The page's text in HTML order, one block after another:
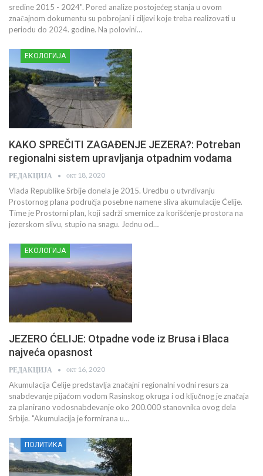
sredine 2015 - 2024". Pored analize postojećeg stanja u ovom
značajnom dokumentu su pobrojani i ciljevi koje treba realizovati u
periodu do 2024. godine. Na polovini…
ЕКОЛОГИЈА
KAKO SPREČITI ZAGAĐENJE JEZERA?: Potreban
regionalni sistem upravljanja otpadnim vodama
РЕДАКЦИЈА окт 18, 2020
Vlada Republike Srbije donela je 2015. Uredbu o utvrđivanju
Prostornog plana područja posebne namene sliva akumulacije Ćelije.
Time je Prostorni plan, koji sadrži smernice za korišćenje prostora na
jezerskom slivu, stupio na snagu. Jednu od…
ЕКОЛОГИЈА
JEZERO ĆELIJE: Otpadne vode iz Brusa i Blaca
najveća opasnost
РЕДАКЦИЈА окт 16, 2020
Akumulacija Ćelije predstavlja značajni regionalni vodni resurs za
snabdevanje pijaćom vodom Rasinskog okruga i od ključnog je značaja
za planirano vodosnabdevanje oko 200.000 stanovnika ovog dela
Srbije. "Akumulacija je formirana u…
ПОЛИТИКА